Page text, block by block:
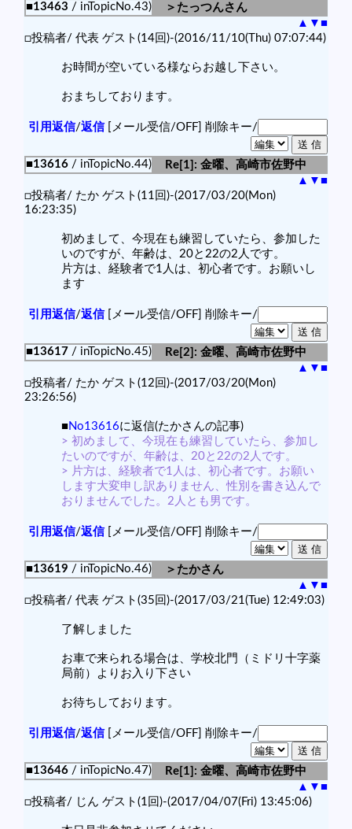
■13463 / inTopicNo.43)
＞たっつんさん
▲ ▼ ■
□投稿者/ 代表 ゲスト(14回)-(2016/11/10(Thu) 07:07:44)
お時間が空いている様ならお越し下さい。
おまちしております。
引用返信/返信[メール受信/OFF] 削除キー/
■13616 / inTopicNo.44)
Re[1]: 金曜、高崎市佐野中
▲ ▼ ■
□投稿者/ たか ゲスト(11回)-(2017/03/20(Mon)
16:23:35)
初めまして、今現在も練習していたら、参加した
いのですが、年齢は、20と22の2人です。
片方は、経験者で1人は、初心者です。お願いし
ます
引用返信/返信[メール受信/OFF] 削除キー/
■13617 / inTopicNo.45)
Re[2]: 金曜、高崎市佐野中
▲ ▼ ■
□投稿者/ たか ゲスト(12回)-(2017/03/20(Mon)
23:26:56)
■No13616に返信(たかさんの記事)
> 初めまして、今現在も練習していたら、参加し
たいのですが、年齢は、20と22の2人です。
> 片方は、経験者で1人は、初心者です。お願い
します大変申し訳ありません、性別を書き込んで
おりませんでした。2人とも男です。
引用返信/返信[メール受信/OFF] 削除キー/
■13619 / inTopicNo.46)
＞たかさん
▲ ▼ ■
□投稿者/ 代表 ゲスト(35回)-(2017/03/21(Tue) 12:49:03)
了解しました
お車で来られる場合は、学校北門（ミドリ十字薬
局前）よりお入り下さい
お待ちしております。
引用返信/返信[メール受信/OFF] 削除キー/
■13646 / inTopicNo.47)
Re[1]: 金曜、高崎市佐野中
▲ ▼ ■
□投稿者/ じん ゲスト(1回)-(2017/04/07(Fri) 13:45:06)